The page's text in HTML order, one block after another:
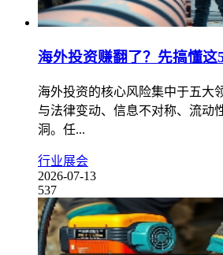
海外投资赚翻了？先搞懂这
海外投资的核心风险集中于五大
与法律变动、信息不对称、流动
洞。任...
行业展会
2026-07-13
537